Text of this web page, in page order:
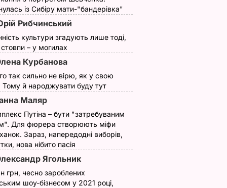
із Сибіру мати-"бандерівка"
Рибчинський
культури згадують лише тоді,
стовпи – у могилах
Курбанова
так сильно не вірю, як у свою
Тому й народжувати буду тут
Маляр
Путіна – бути "затребуваним
Для фюрера створюють міфи
Зараз, напередодні виборів,
нова нібито пасія
Ягольник
грн, чесно зароблених
шоу-бізнесом у 2021 році,